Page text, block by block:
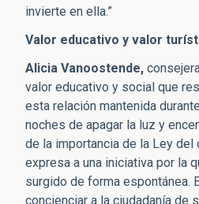
invierte en ella.”
Valor educativo y valor
Alicia Vanoostende,
valor educativo y social que
esta relación mantenida
noches de apagar la luz y
de la importancia de la Ley
expresa a una iniciativa por la
surgido de forma espontánea.
concienciar a la ciudadanía de